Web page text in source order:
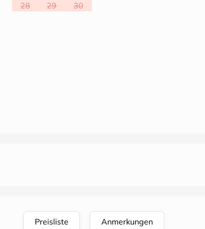
28
29 30
Preisliste Anmerkungen